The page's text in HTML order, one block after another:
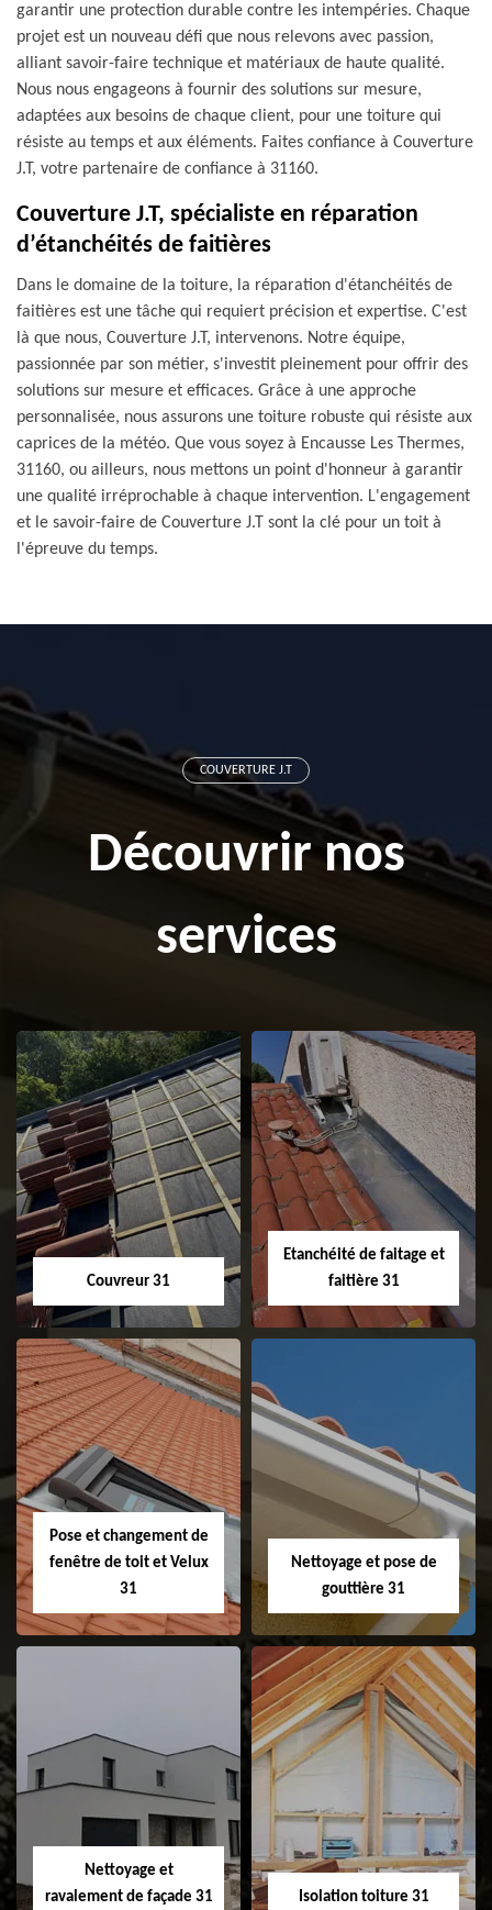
garantir une protection durable contre les intempéries. Chaque
projet est un nouveau défi que nous relevons avec passion,
alliant savoir-faire technique et matériaux de haute qualité.
Nous nous engageons à fournir des solutions sur mesure,
adaptées aux besoins de chaque client, pour une toiture qui
résiste au temps et aux éléments. Faites confiance à Couverture
J.T, votre partenaire de confiance à 31160.
Couverture J.T, spécialiste en réparation
d’étanchéités de faitières
Dans le domaine de la toiture, la réparation d'étanchéités de
faitières est une tâche qui requiert précision et expertise. C'est
là que nous, Couverture J.T, intervenons. Notre équipe,
passionnée par son métier, s'investit pleinement pour offrir des
solutions sur mesure et efficaces. Grâce à une approche
personnalisée, nous assurons une toiture robuste qui résiste aux
caprices de la météo. Que vous soyez à Encausse Les Thermes,
31160, ou ailleurs, nous mettons un point d'honneur à garantir
une qualité irréprochable à chaque intervention. L'engagement
et le savoir-faire de Couverture J.T sont la clé pour un toit à
l'épreuve du temps.
COUVERTURE J.T
Découvrir nos
services
Couvreur 31
Couvreur 31
Etanchéité de faitage et
faitière 31
Etanchéité de
faitage et faitière
31
Pose et changement de
fenêtre de toit et Velux
31
Pose et
changement de
fenêtre de toit et
Velux 31
Nettoyage et pose de
gouttière 31
Nettoyage et pose
Nettoyage et
ravalement de façade 31
Isolation toiture 31